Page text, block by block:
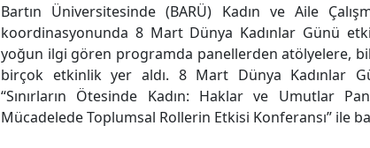
Bartın Üniversitesinde (BARÜ) Kadın ve Aile
koordinasyonunda 8 Mart Dünya Kadınlar Günü
yoğun ilgi gören programda panellerden atölyelere,
birçok etkinlik yer aldı. 8 Mart Dünya Kadınlar
“Sınırların Ötesinde Kadın: Haklar ve Umutlar
Mücadelede Toplumsal Rollerin Etkisi Konferansı” ile